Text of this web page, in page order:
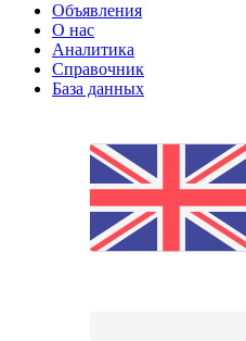
Объявления
О нас
Аналитика
Справочник
База данных